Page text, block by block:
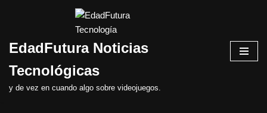
al
EdadFutura Noticias
Tecnológicas
y de vez en cuando algo sobre videojuegos.